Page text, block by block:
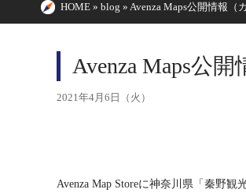
HOME » blog » Avenza Maps公開情報（
Avenza Maps公
2021年4月6日（火）
Avenza Map Storeに神奈川県「秦野